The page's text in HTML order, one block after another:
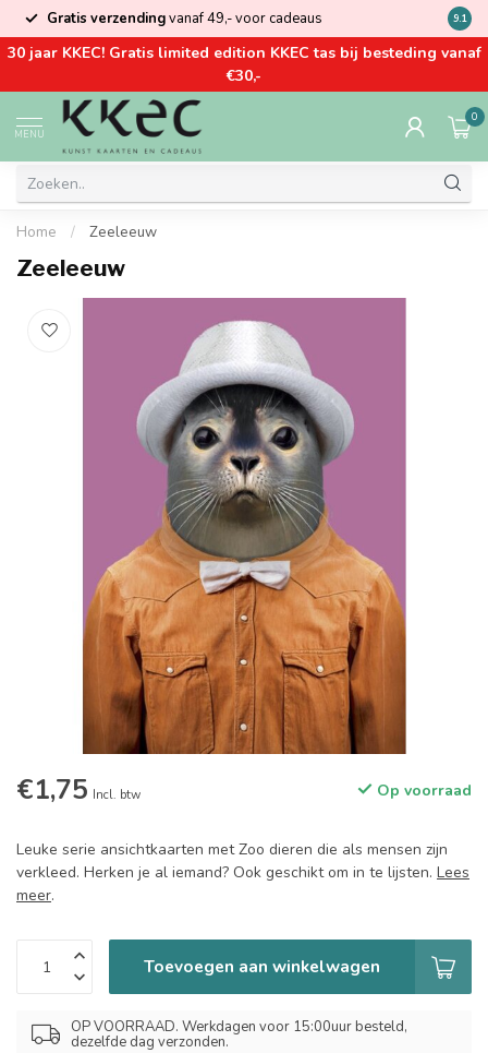
Gratis verzendingvanaf 49,- voor cadeaus Kom
9.1
30 jaar KKEC! Gratis limited edition KKEC tas bij besteding vanaf
€30,-
MENU
0
Home / Zeeleeuw
Zeeleeuw
€1,75 Incl. btw Op voorraad
Leuke serie ansichtkaarten met Zoo dieren die als mensen zijn
verkleed. Herken je al iemand? Ook geschikt om in te lijsten. Lees
meer.
Toevoegen aan winkelwagen
OP VOORRAAD. Werkdagen voor 15:00uur besteld,
dezelfde dag verzonden.